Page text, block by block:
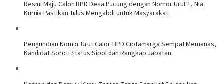
Resmi Maju Calon BPD Desa Pucung dengan Nomor Urut 1, Nia
Kurnia Pastikan Tulus Mengabdi untuk Masyarakat
Pengundian Nomor Urut Calon BPD Ciptamarga Sempat Memanas,
Kandidat Soroti Status Sipol dan Rangkap Jabatan